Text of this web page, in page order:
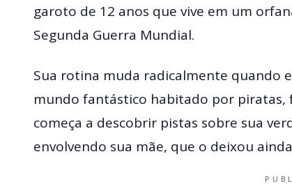
garoto de 12 anos que vive em um
Segunda Guerra Mundial.
Sua rotina muda radicalmente quando
mundo fantástico habitado por piratas,
começa a descobrir pistas sobre sua
envolvendo sua mãe, que o deixou